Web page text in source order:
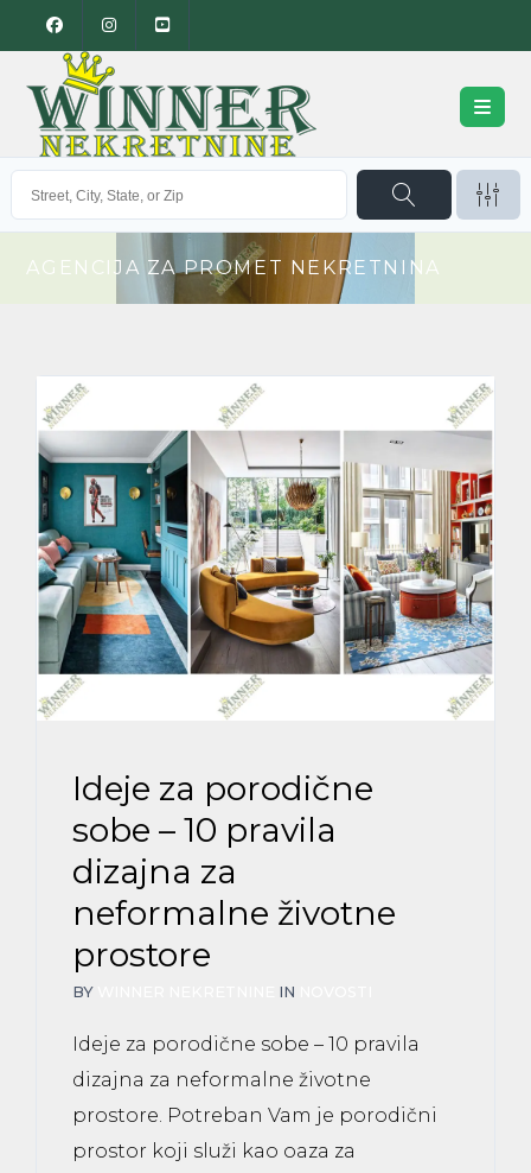
AGENCIJA ZA PROMET NEKRETNINA
Ideje za porodične
sobe – 10 pravila
dizajna za
neformalne životne
prostore
BY IN
Ideje za porodične sobe – 10 pravila
dizajna za neformalne životne
prostore. Potreban Vam je porodični
prostor koji služi kao oaza za